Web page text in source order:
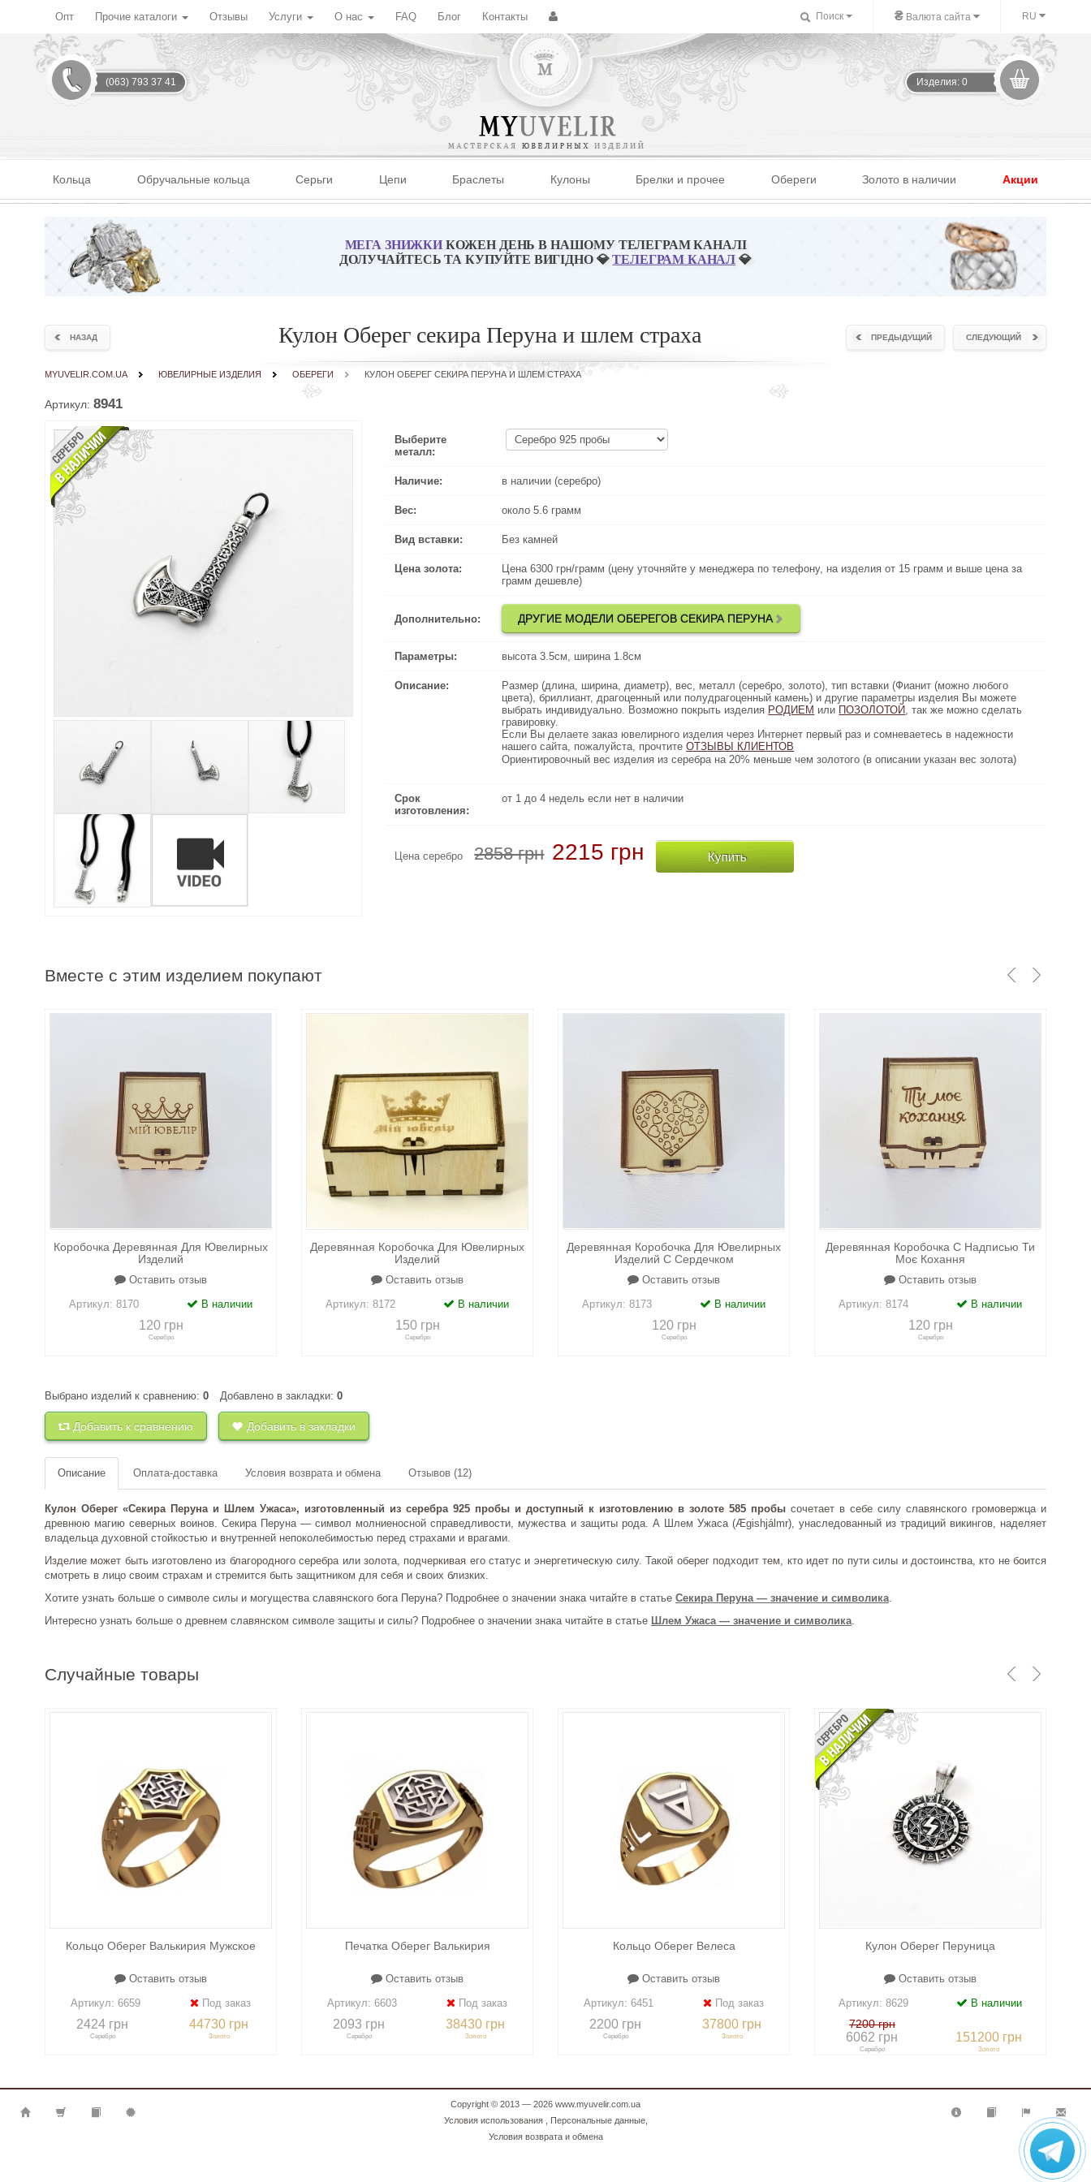
Опт Прочие каталоги Отзывы Услуги О нас FAQ Блог Контакты Поиск ₴ Валюта сайта RU
(063) 793 37 41 Изделия: 0
Кольца Обручальные кольца Серьги Цепи Браслеты Кулоны Брелки и прочее Обереги Золото в наличии Акции
МЕГА ЗНИЖКИКОЖЕН ДЕНЬ В НАШОМУ ТЕЛЕГРАМ КАНАЛІ
ДОЛУЧАЙТЕСЬ ТА КУПУЙТЕ ВИГІДНО 💎ТЕЛЕГРАМ КАНАЛ 💎
НАЗАД СЛЕДУЮЩИЙ
ПРЕДЫДУЩИЙ
Кулон Оберег секира Перуна и шлем страха
MYUVELIR.COM.UA ЮВЕЛИРНЫЕ ИЗДЕЛИЯ ОБЕРЕГИ КУЛОН ОБЕРЕГ СЕКИРА ПЕРУНА И ШЛЕМ СТРАХА
Артикул: 8941
Выберите
металл:
Наличие: в наличии (серебро)
Вес: около 5.6 грамм
Вид вставки: Без камней
Цена золота:
Цена 6300 грн/грамм (цену уточняйте у менеджера по телефону, на изделия от 15 грамм и выше цена за
грамм дешевле)
Дополнительно: ДРУГИЕ МОДЕЛИ ОБЕРЕГОВ СЕКИРА ПЕРУНА
Параметры: высота 3.5см, ширина 1.8см
Описание:
Размер (длина, ширина, диаметр), вес, металл (серебро, золото), тип вставки (Фианит (можно любого
цвета), бриллиант, драгоценный или полудрагоценный камень) и другие параметры изделия Вы можете
выбрать индивидуально. Возможно покрыть изделия РОДИЕМ или ПОЗОЛОТОЙ, так же можно сделать
гравировку.
Если Вы делаете заказ ювелирного изделия через Интернет первый раз и сомневаетесь в надежности
нашего сайта, пожалуйста, прочтитеОТЗЫВЫ КЛИЕНТОВ
Ориентировочный вес изделия из серебра на 20% меньше чем золотого (в описании указан вес золота)
Срок
изготовления:
от 1 до 4 недель если нет в наличии
Цена серебро 2858 грн 2215 грн Купить
Цена золота:
Цена 6300 грн/грамм (цену уточняйте у менеджера по телефону, на изделия от 15 грамм и выше цена за
ДРУГИЕ МОДЕЛИ ОБЕРЕГОВ СЕКИРА ПЕРУНА
Описание:
Размер (длина, ширина, диаметр), вес, металл (серебро, золото), тип вставки (Фианит (можно любого
цвета), бриллиант, драгоценный или полудрагоценный камень) и другие параметры изделия Вы можете
выбрать индивидуально. Возможно покрыть изделия
РОДИЕМ
или
ПОЗОЛОТОЙ
, так же можно сделать
Если Вы делаете заказ ювелирного изделия через Интернет первый раз и сомневаетесь в надежности
нашего сайта, пожалуйста, прочтите
ОТЗЫВЫ КЛИЕНТОВ
Ориентировочный вес изделия из серебра на 20% меньше чем золотого (в описании указан вес золота)
Вместе с этим изделием покупают
Коробочка Деревянная Для Ювелирных
Изделий
Оставить отзыв
Артикул:8170 В наличии
120 грн
Серебро
+к сравнению +в закладки
Деревянная Коробочка Для Ювелирных
Изделий
Оставить отзыв
Артикул:8172 В наличии
150 грн
Серебро
Деревянная Коробочка Для Ювелирных
Изделий С Сердечком
Оставить отзыв
Артикул:8173 В наличии
120 грн
Серебро
Деревянная Коробочка С Надписью Ти
Моє Кохання
Оставить отзыв
Артикул:8174 В наличии
120 грн
Серебро
Выбрано изделий к сравнению: 0 Добавлено в закладки: 0
Добавить к сравнению Добавить в закладки
Описание Оплата-доставка Условия возврата и обмена Отзывов (12)
Кулон Оберег «Секира Перуна и Шлем Ужаса», изготовленный из серебра 925 пробы и доступный к изготовлению в золоте 585 пробы сочетает в себе силу славянского громовержца и
древнюю магию северных воинов. Секира Перуна — символ молниеносной справедливости, мужества и защиты рода. А Шлем Ужаса (Ægishjálmr), унаследованный из традиций викингов, наделяет
владельца духовной стойкостью и внутренней непоколебимостью перед страхами и врагами.
Изделие может быть изготовлено из благородного серебра или золота, подчеркивая его статус и энергетическую силу. Такой оберег подходит тем, кто идет по пути силы и достоинства, кто не боится
смотреть в лицо своим страхам и стремится быть защитником для себя и своих близких.
Хотите узнать больше о символе силы и могущества славянского бога Перуна? Подробнее о значении знака читайте в статье Секира Перуна — значение и символика
Интересно узнать больше о древнем славянском символе защиты и силы? Подробнее о значении знака читайте в статье Шлем Ужаса — значение и символика
Случайные товары
Кольцо Оберег Валькирия Мужское
Оставить отзыв
Артикул: 6659 Под заказ
2424 грн
Серебро
44730 грн
Золото
Печатка Оберег Валькирия
Оставить отзыв
Артикул: 6603 Под заказ
2093 грн
Серебро
38430 грн
Золото
Кольцо Оберег Велеса
Оставить отзыв
Артикул: 6451 Под заказ
2200 грн
Серебро
37800 грн
Золото
Кулон Оберег Перуница
Оставить отзыв
Артикул:8629 В наличии
7200 грн
6062 грн
Серебро
151200 грн
Золото
Copyright © 2013 — 2026 www.myuvelir.com.ua
Условия использования, Персональные данные,
Условия возврата и обмена